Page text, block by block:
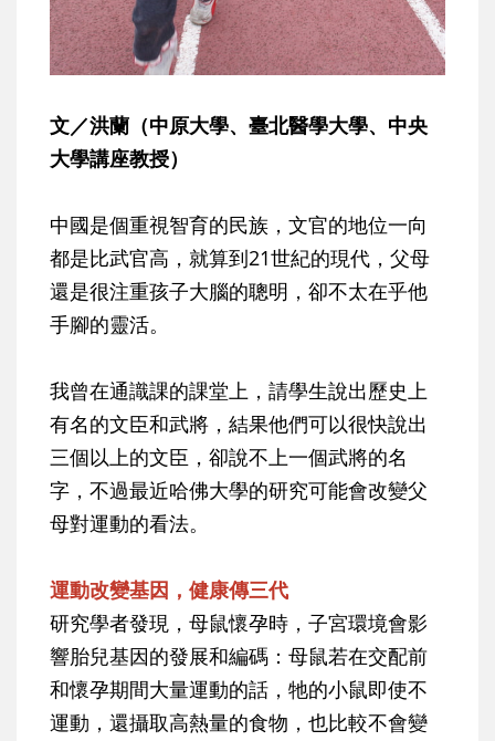
文／洪蘭（中原大學、臺北醫學大學、中央
大學講座教授）
中國是個重視智育的民族，文官的地位一向
都是比武官高，就算到21世紀的現代，父母
還是很注重孩子大腦的聰明，卻不太在乎他
手腳的靈活。
我曾在通識課的課堂上，請學生說出歷史上
有名的文臣和武將，結果他們可以很快說出
三個以上的文臣，卻說不上一個武將的名
字，不過最近哈佛大學的研究可能會改變父
母對運動的看法。
運動改變基因，健康傳三代
研究學者發現，母鼠懷孕時，子宮環境會影
響胎兒基因的發展和編碼：母鼠若在交配前
和懷孕期間大量運動的話，牠的小鼠即使不
運動，還攝取高熱量的食物，也比較不會變